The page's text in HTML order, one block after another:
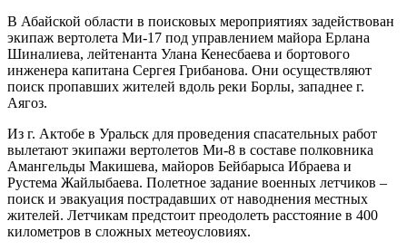
В Абайской области в поисковых мероприятиях задействован
экипаж вертолета Ми-17 под управлением майора Ерлана
Шиналиева, лейтенанта Улана Кенесбаева и бортового
инженера капитана Сергея Грибанова. Они осуществляют
поиск пропавших жителей вдоль реки Борлы, западнее г.
Аягоз.
Из г. Актобе в Уральск для проведения спасательных работ
вылетают экипажи вертолетов Ми-8 в составе полковника
Амангельды Макишева, майоров Бейбарыса Ибраева и
Рустема Жайлыбаева. Полетное задание военных летчиков –
поиск и эвакуация пострадавших от наводнения местных
жителей. Летчикам предстоит преодолеть расстояние в 400
километров в сложных метеоусловиях.